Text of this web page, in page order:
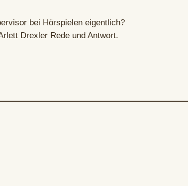
bei Hörspielen eigentlich?
Drexler Rede und Antwort.